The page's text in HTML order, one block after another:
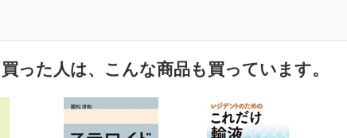
った人は、こんな商品も買っています。